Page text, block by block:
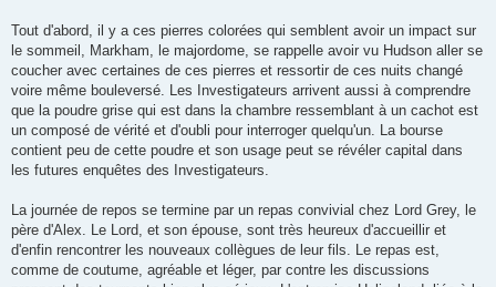
Tout d'abord, il y a ces pierres colorées qui semblent avoir un impact sur
le sommeil, Markham, le majordome, se rappelle avoir vu Hudson aller se
coucher avec certaines de ces pierres et ressortir de ces nuits changé
voire même bouleversé. Les Investigateurs arrivent aussi à comprendre
que la poudre grise qui est dans la chambre ressemblant à un cachot est
un composé de vérité et d'oubli pour interroger quelqu'un. La bourse
contient peu de cette poudre et son usage peut se révéler capital dans
les futures enquêtes des Investigateurs.
La journée de repos se termine par un repas convivial chez Lord Grey, le
père d'Alex. Le Lord, et son épouse, sont très heureux d'accueillir et
d'enfin rencontrer les nouveaux collègues de leur fils. Le repas est,
comme de coutume, agréable et léger, par contre les discussions